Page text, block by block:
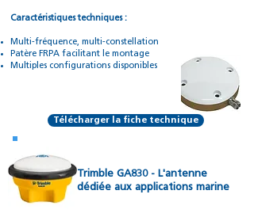
Caractéristiques techniques :
Multi-fréquence, multi-constellation
Patère FRPA facilitant le montage
Multiples configurations disponibles
Télécharger la fiche technique
Trimble GA830 - L'antenne
dédiée aux applications marine